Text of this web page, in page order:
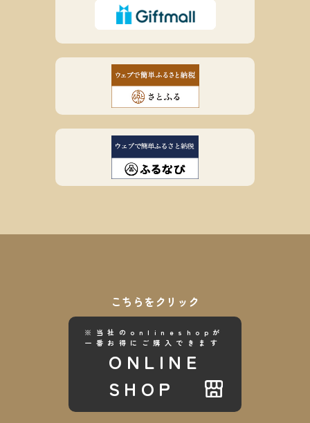
こちらをクリック
※当社のonlineshopが
一番お得にご購入できます
ONLINE
SHOP